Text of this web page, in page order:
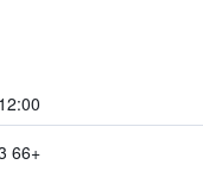
12:00
+66 53 857 713